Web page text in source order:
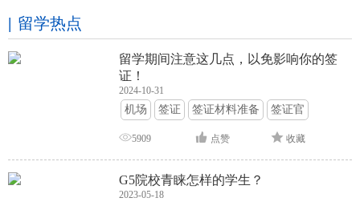
留学热点
留学期间注意这几点，以免影响你的签
证！
2024-10-31
机场 签证 签证材料准备 签证官
签证面试 签证申请攻略
5909 点赞 收藏
G5院校青睐怎样的学生？
2023-05-18